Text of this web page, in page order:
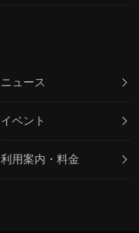
ニュース
イベント
利用案内・料金